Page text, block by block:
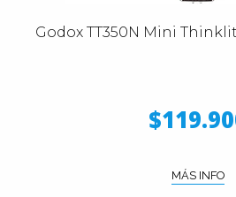
Godox TT350N Mini
MÁS INFO